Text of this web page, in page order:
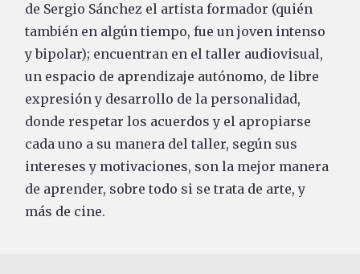
de Sergio Sánchez el artista formador (quién
también en algún tiempo, fue un joven intenso
y bipolar); encuentran en el taller audiovisual,
un espacio de aprendizaje autónomo, de libre
expresión y desarrollo de la personalidad,
donde respetar los acuerdos y el apropiarse
cada uno a su manera del taller, según sus
intereses y motivaciones, son la mejor manera
de aprender, sobre todo si se trata de arte, y
más de cine.